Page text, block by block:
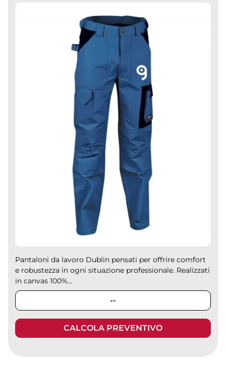
Pantaloni da lavoro Dublin pensati per offrire comfort
e robustezza in ogni situazione professionale. Realizzati
in canvas 100%...
--
CALCOLA PREVENTIVO